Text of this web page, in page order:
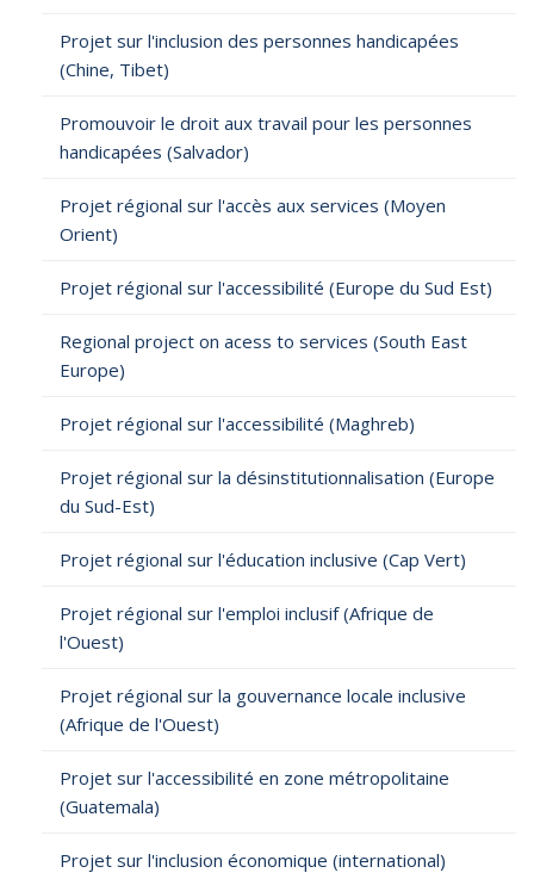
Projet sur l'inclusion des personnes handicapées
(Chine, Tibet)
Promouvoir le droit aux travail pour les personnes
handicapées (Salvador)
Projet régional sur l'accès aux services (Moyen
Orient)
Projet régional sur l'accessibilité (Europe du Sud Est)
Regional project on acess to services (South East
Europe)
Projet régional sur l'accessibilité (Maghreb)
Projet régional sur la désinstitutionnalisation (Europe
du Sud-Est)
Projet régional sur l'éducation inclusive (Cap Vert)
Projet régional sur l'emploi inclusif (Afrique de
l'Ouest)
Projet régional sur la gouvernance locale inclusive
(Afrique de l'Ouest)
Projet sur l'accessibilité en zone métropolitaine
(Guatemala)
Projet sur l'inclusion économique (international)